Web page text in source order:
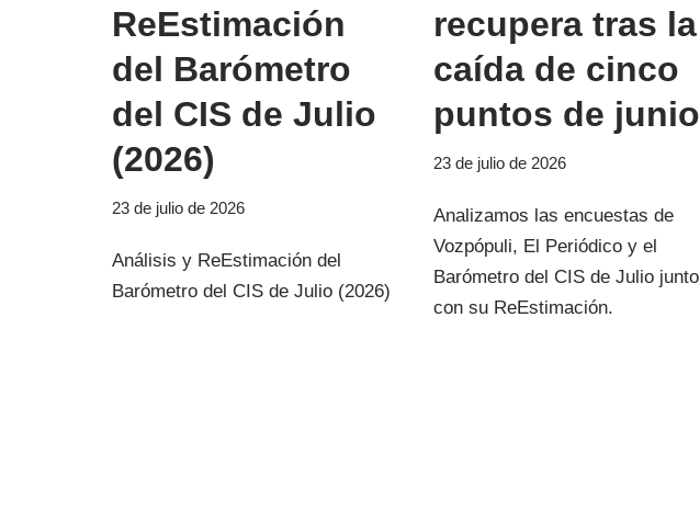
ReEstimación
del Barómetro
del CIS de Julio
(2026)
23 de julio de 2026
Análisis y ReEstimación del
Barómetro del CIS de Julio (2026)
recupera tras la
caída de cinco
puntos de junio
23 de julio de 2026
Analizamos las encuestas de
Vozpópuli, El Periódico y el
Barómetro del CIS de Julio junto
con su ReEstimación.